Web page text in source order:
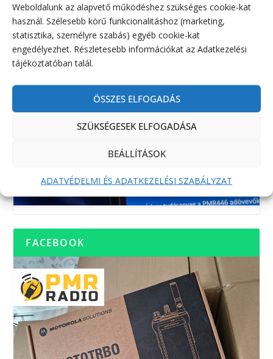
Weboldalunk az alapvető működéshez szükséges cookie-kat
használ. Szélesebb körű funkcionalitáshoz (marketing,
statisztika, személyre szabás) egyéb cookie-kat
engedélyezhet. Részletesebb információkat az Adatkezelési
tájékoztatóban talál.
ÖSSZES ELFOGADÁS
SZÜKSÉGESEK ELFOGADÁSA
BEÁLLÍTÁSOK
ADATVÉDELMI ÉS ADATKEZELÉSI SZABÁLYZAT
FACEBOOK